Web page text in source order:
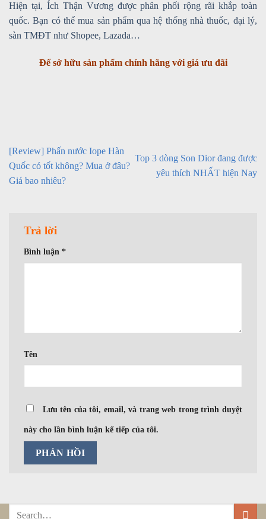
Hiện tại, Ích Thận Vương được phân phối rộng rãi khắp toàn
quốc. Bạn có thể mua sản phẩm qua hệ thống nhà thuốc, đại lý,
sàn TMĐT như Shopee, Lazada…
Để sở hữu sản phẩm chính hãng với giá ưu đãi
[Review] Phấn nước Iope Hàn
Quốc có tốt không? Mua ở đâu?
Giá bao nhiêu?
Top 3 dòng Son Dior đang được
yêu thích NHẤT hiện Nay
Trả lời
Bình luận *
Tên
Lưu tên của tôi, email, và trang web trong trình duyệt
này cho lần bình luận kế tiếp của tôi.